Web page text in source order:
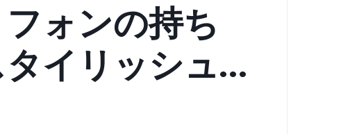
ォンの持ち
イリッシュ
ムが新たなス